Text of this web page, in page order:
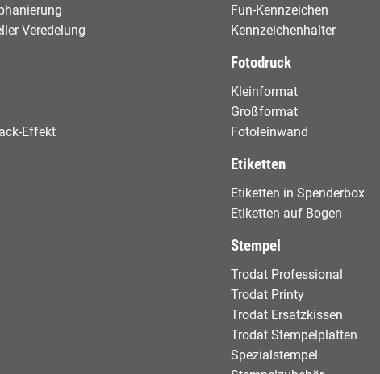
Veredelung
Effekt
Fun-Kennzeichen
Kennzeichenhalter
Fotodruck
Kleinformat
Großformat
Fotoleinwand
Etiketten
Etiketten in Spenderbox
Etiketten auf Bogen
Stempel
Trodat Professional
Trodat Printy
Trodat Ersatzkissen
Trodat Stempelplatten
Spezialstempel